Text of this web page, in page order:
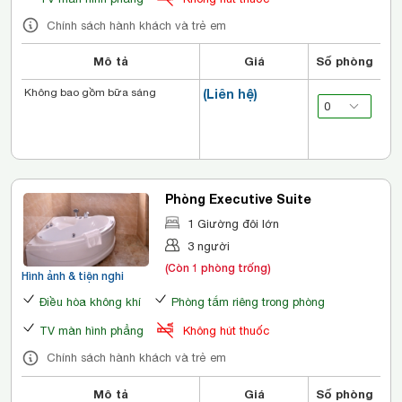
Chính sách hành khách và trẻ em
Mô tả Giá Số phòng
(Liên hệ)
Không bao gồm bữa sáng
Hình ảnh & tiện nghi
Phòng Executive Suite
1 Giường đôi lớn
3 người
(Còn 1 phòng trống)
Điều hòa không khí Phòng tắm riêng trong phòng
TV màn hình phẳng
Không hút thuốc
Chính sách hành khách và trẻ em
Mô tả Giá Số phòng